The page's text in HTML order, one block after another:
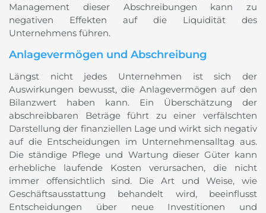
Management dieser Abschreibungen kann zu
negativen Effekten auf die Liquidität des
Unternehmens führen.
Anlagevermögen und Abschreibung
Längst nicht jedes Unternehmen ist sich der
Auswirkungen bewusst, die Anlagevermögen auf den
Bilanzwert haben kann. Ein Überschätzung der
abschreibbaren Beträge führt zu einer verfälschten
Darstellung der finanziellen Lage und wirkt sich negativ
auf die Entscheidungen im Unternehmensalltag aus.
Die ständige Pflege und Wartung dieser Güter kann
erhebliche laufende Kosten verursachen, die nicht
immer offensichtlich sind. Die Art und Weise, wie
Geschäftsausstattung behandelt wird, beeinflusst
Entscheidungen über neue Investitionen und